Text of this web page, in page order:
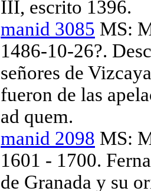
III, escrito 1396.
manid 3085 MS:
1486-10-26?.
señores de
fueron de las
ad quem.
manid 2098 MS:
1601 - 1700.
de Granada y su